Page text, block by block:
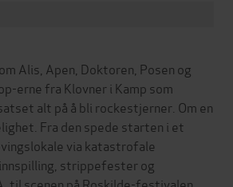
Alis, Apen, Doktoren, Posen og
erne fra Klovner i Kamp som
alt på å bli rockestjerner. Om en
Fra den spede starten i et
via katastrofale
strippefester og
til scenen på Roskilde-festivalen.